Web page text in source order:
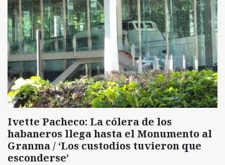
Ivette Pacheco: La cólera de los
habaneros llega hasta el Monumento al
Granma / ‘Los custodios tuvieron que
esconderse’